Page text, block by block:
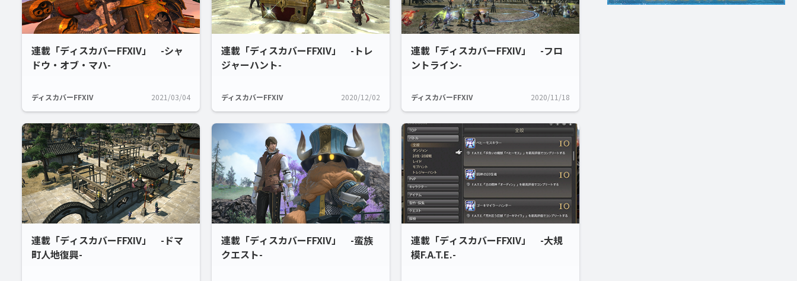
連載「ディスカバーFFXIV」 -シャ
ドウ・オブ・マハ-
ディスカバーFFXIV 2021/03/04
連載「ディスカバーFFXIV」 -トレ
ジャーハント-
ディスカバーFFXIV 2020/12/02
連載「ディスカバーFFXIV」 -フロ
ントライン-
ディスカバーFFXIV 2020/11/18
連載「ディスカバーFFXIV」 -ドマ
町人地復興-
連載「ディスカバーFFXIV」 -蛮族
クエスト-
連載「ディスカバーFFXIV」 -大規
模F.A.T.E.-